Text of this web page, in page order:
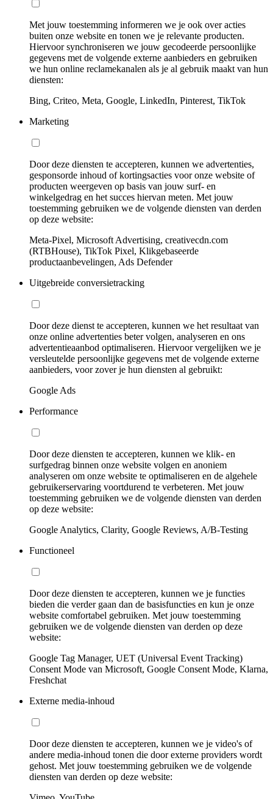
Met jouw toestemming informeren we je ook over acties
buiten onze website en tonen we je relevante producten.
Hiervoor synchroniseren we jouw gecodeerde persoonlijke
gegevens met de volgende externe aanbieders en gebruiken
we hun online reclamekanalen als je al gebruik maakt van hun
diensten:
Bing, Criteo, Meta, Google, LinkedIn, Pinterest, TikTok
Marketing
Door deze diensten te accepteren, kunnen we advertenties,
gesponsorde inhoud of kortingsacties voor onze website of
producten weergeven op basis van jouw surf- en
winkelgedrag en het succes hiervan meten. Met jouw
toestemming gebruiken we de volgende diensten van derden
op deze website:
Meta-Pixel, Microsoft Advertising, creativecdn.com
(RTBHouse), TikTok Pixel, Klikgebaseerde
productaanbevelingen, Ads Defender
Uitgebreide conversietracking
Door deze dienst te accepteren, kunnen we het resultaat van
onze online advertenties beter volgen, analyseren en ons
advertentieaanbod optimaliseren. Hiervoor vergelijken we je
versleutelde persoonlijke gegevens met de volgende externe
aanbieders, voor zover je hun diensten al gebruikt:
Google Ads
Performance
Door deze diensten te accepteren, kunnen we klik- en
surfgedrag binnen onze website volgen en anoniem
analyseren om onze website te optimaliseren en de algehele
gebruikerservaring voortdurend te verbeteren. Met jouw
toestemming gebruiken we de volgende diensten van derden
op deze website:
Google Analytics, Clarity, Google Reviews, A/B-Testing
Functioneel
Door deze diensten te accepteren, kunnen we je functies
bieden die verder gaan dan de basisfuncties en kun je onze
website comfortabel gebruiken. Met jouw toestemming
gebruiken we de volgende diensten van derden op deze
website:
Google Tag Manager, UET (Universal Event Tracking)
Consent Mode van Microsoft, Google Consent Mode, Klarna,
Freshchat
Externe media-inhoud
Door deze diensten te accepteren, kunnen we je video's of
andere media-inhoud tonen die door externe providers wordt
gehost. Met jouw toestemming gebruiken we de volgende
diensten van derden op deze website: